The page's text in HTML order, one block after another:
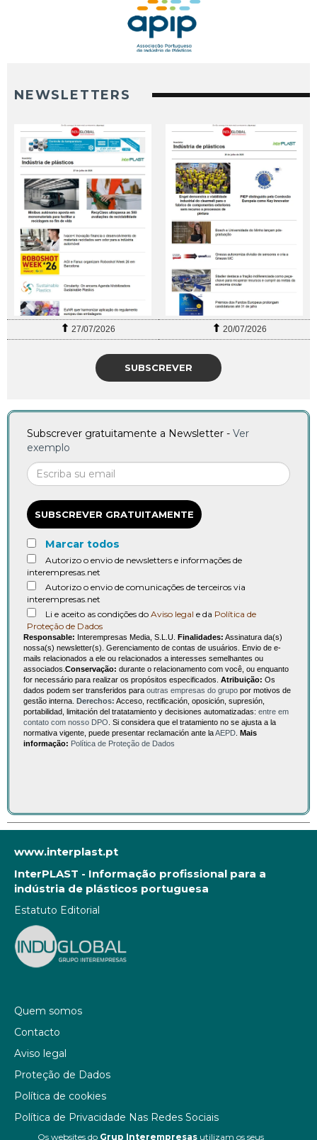
Os websites do Grup Interempresasutilizam os seus
NEWSLETTERS
27/07/2026 20/07/2026
SUBSCREVER
Subscrever gratuitamente a Newsletter - Ver
exemplo
SUBSCREVER GRATUITAMENTE
Marcar todos
Autorizo o envio de newsletters e informações de
interempresas.net
Autorizo o envio de comunicações de terceiros via
interempresas.net
Li e aceito as condições do Aviso legal e da Política de
Proteção de Dados
Responsable: Interempresas Media, S.L.U. Finalidades: Assinatura da(s)
nossa(s) newsletter(s). Gerenciamento de contas de usuários. Envio de e-
mails relacionados a ele ou relacionados a interesses semelhantes ou
associados. Conservação: durante o relacionamento com você, ou enquanto
for necessário para realizar os propósitos especificados. Atribuição: Os
dados podem ser transferidos para outras empresas do grupo por motivos de
gestão interna.
Derechos: Acceso, rectificación, oposición, supresión,
portabilidad, limitación del tratatamiento y decisiones automatizadas: entre em
contato com nosso DPO . Si considera que el tratamiento no se ajusta a la
normativa vigente, puede presentar reclamación ante laAEPD
Mais
informação: Política de Proteção de Dados
www.interplast.pt
InterPLAST - Informação profissional para a
indústria de plásticos portuguesa
Estatuto Editorial
Quem somos
Contacto
Aviso legal
Proteção de Dados
Política de cookies
Política de Privacidade Nas Redes Sociais